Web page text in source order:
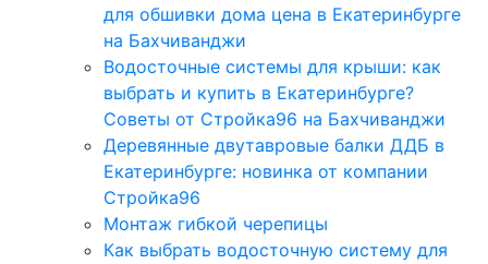
для обшивки дома цена в Екатеринбурге
на Бахчиванджи
Водосточные системы для крыши: как
выбрать и купить в Екатеринбурге?
Советы от Стройка96 на Бахчиванджи
Деревянные двутавровые балки ДДБ в
Екатеринбурге: новинка от компании
Стройка96
Монтаж гибкой черепицы
Как выбрать водосточную систему для